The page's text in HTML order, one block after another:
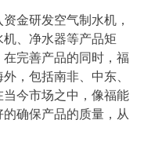
金研发空气制水机，
、净水器等产品矩
完善产品的同时，福
，包括南非、中东、
今市场之中，像福能
确保产品的质量，从